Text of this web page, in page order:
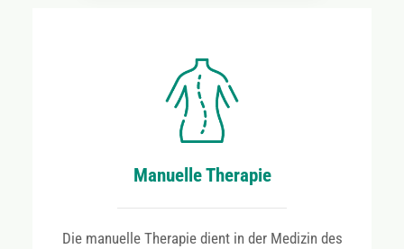
Manuelle Therapie
Die manuelle Therapie dient in der Medizin des